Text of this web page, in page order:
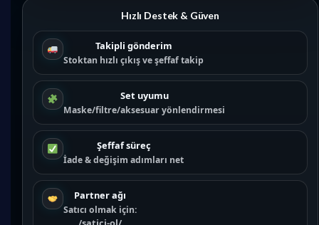
Hızlı Destek & Güven
Takipli gönderim
Stoktan hızlı çıkış ve şeffaf takip
Set uyumu
Maske/filtre/aksesuar yönlendirmesi
Şeffaf süreç
İade & değişim adımları net
Partner ağı
Satıcı olmak için: